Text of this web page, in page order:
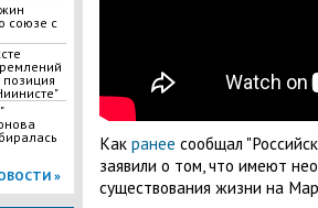
союзе с
»
Как ранее сообщал
заявили о том, что имеют
существования жизни на